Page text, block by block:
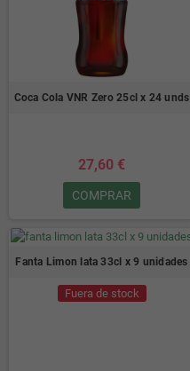
Coca Cola VNR Zero 25cl x 24 unds
27,60 €
COMPRAR
Fanta Limon lata 33cl x 9 unidades
Fuera de stock